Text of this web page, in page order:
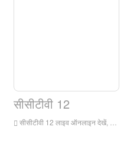
सीसीटीवी 12
सीसीटीवी 12 लाइव ऑनलाइन देखें, सामाजिक और कानून चैनल वास्तविकता के करीब होने के लिए प्रयास करेगा, जीवन के नजदीक, और सुंदर और उपयोगी होने का प्रयास करेगा। यह सीसीटीवी के संचार संसाधनों के दीर्घकालिक संचय पर भरोसा करेगा, सामाजिक, नैतिक, और कानूनी सामग्री के साथ मुख्य सामग्री के रूप में, समाचार, विशेष विषयों, साक्षात्कार और प्रत्यक्ष प्रत्यक्ष के साथ